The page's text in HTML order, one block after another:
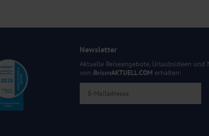
Newsletter
Aktuelle Reiseangebote, Urlaubsideen und
von ReisenAKTUELL.COM erhalten: